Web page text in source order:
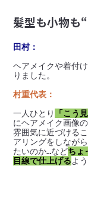
髪型も小物も
田村：
ヘアメイクや着付
りました。
村重代表：
一人ひとり
「こう
にヘアメイク画像
雰囲気に近づける
アリングをしなが
たいのか…などちょ
目線で仕上げるよ